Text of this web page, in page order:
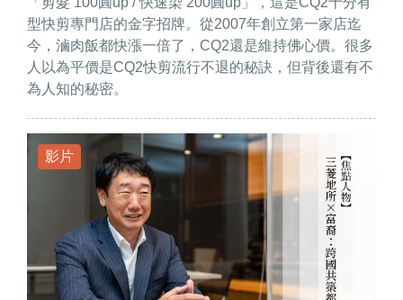
型快剪專門店的金字招牌。從2007年創立第一家店迄
今，滷肉飯都快漲一倍了，CQ2還是維持佛心價。很多
人以為平價是CQ2快剪流行不退的秘訣，但背後還有不
為人知的秘密。
影片